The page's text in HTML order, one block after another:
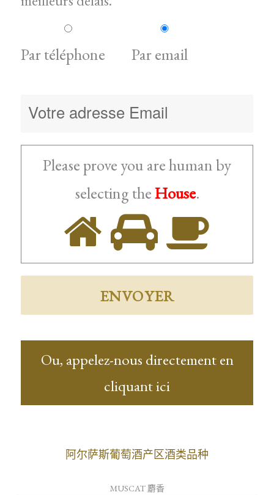
Par téléphone Par email
Please prove you are human by
selecting theHouse.
Ou, appelez-nous directement en
cliquant ici
阿尔萨斯葡萄酒产区酒类品种
MUSCAT 麝香